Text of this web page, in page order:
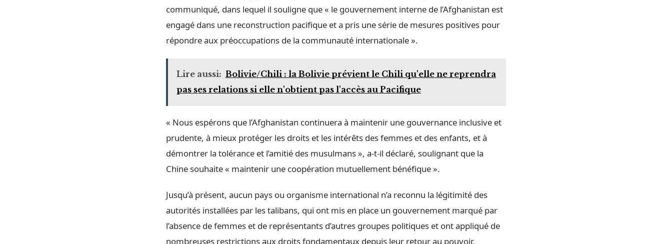
communiqué, dans lequel il souligne que « le gouvernement interne de l’Afghanistan est
engagé dans une reconstruction pacifique et a pris une série de mesures positives pour
répondre aux préoccupations de la communauté internationale ».
Lire aussi: Bolivie/Chili : la Bolivie prévient le Chili qu'elle ne reprendra
pas ses relations si elle n'obtient pas l'accès au Pacifique
« Nous espérons que l’Afghanistan continuera à maintenir une gouvernance inclusive et
prudente, à mieux protéger les droits et les intérêts des femmes et des enfants, et à
démontrer la tolérance et l’amitié des musulmans », a-t-il déclaré, soulignant que la
Chine souhaite « maintenir une coopération mutuellement bénéfique ».
Jusqu’à présent, aucun pays ou organisme international n’a reconnu la légitimité des
autorités installées par les talibans, qui ont mis en place un gouvernement marqué par
l’absence de femmes et de représentants d’autres groupes politiques et ont appliqué de
nombreuses restrictions aux droits fondamentaux depuis leur retour au pouvoir.